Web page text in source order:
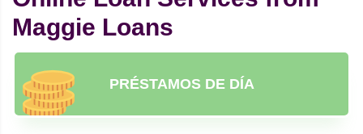
Maggie Loans
PRÉSTAMOS DE DÍA